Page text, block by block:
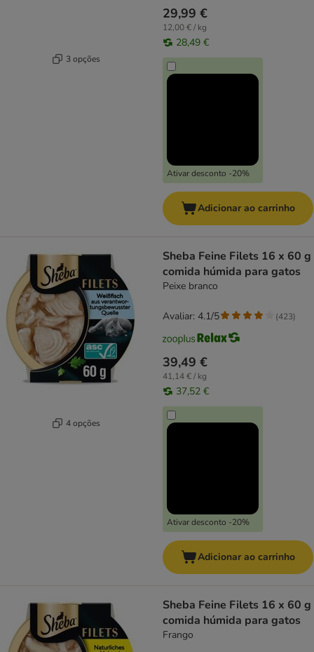
3 opções
29,99 €
12,00 € / kg
28,49 €
Ativar desconto -20%
Adicionar ao carrinho
4 opções
Sheba Feine Filets 16 x 60 g
comida húmida para gatos
Peixe branco
39,49 €
41,14 € / kg
37,52 €
Ativar desconto -20%
Avaliar: 4.1/5 (423)
Adicionar ao carrinho
Sheba Feine Filets 16 x 60 g
comida húmida para gatos
Frango